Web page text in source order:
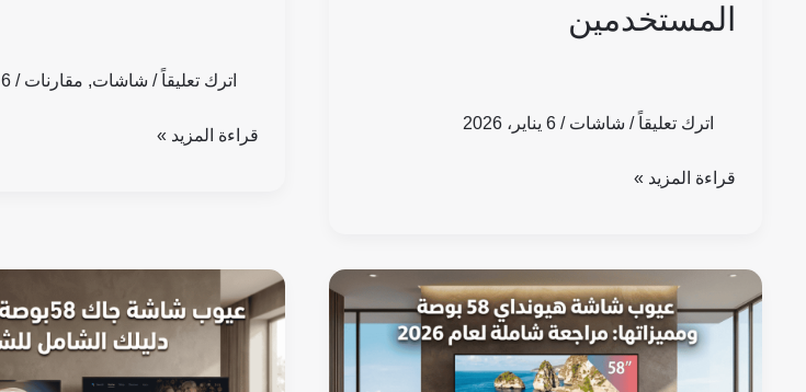
المستخدمين
اترك تعليقاً / شاشات /6 يناير، 2026
قراءة المزيد »
اترك تعليقاً / شاشات, مقارنات / 6 يناير، 2026
قراءة المزيد »
شاشة
هيونداي
شاشة
58بوصة